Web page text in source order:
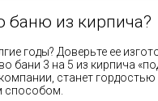
баню из кирпича?
годы? Доверьте ее
бани 3 на 5 из кирпича
станет
способом.